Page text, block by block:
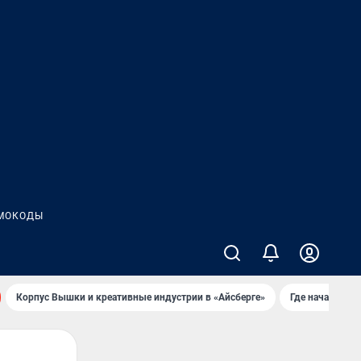
Корпус Вышки и креативные индустрии в «Айсберге» Где начать